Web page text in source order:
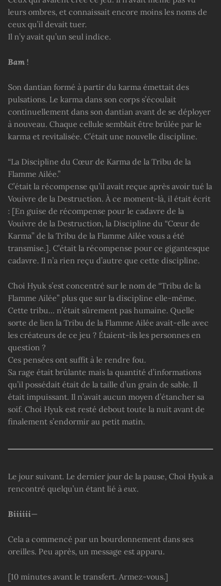
leurs ombres, et connaissait encore moins les noms de
ceux qu’il devait tuer.
Il n’y avait qu’un seul indice.
Bam !
Son dantian formé à partir du karma émettait des
pulsations. Le karma dans son corps s’écoulait
continuellement dans son dantian avant de se déployer
à nouveau. Chaque cellule semblait être brûlée par le
karma et revitalisée. C’était une nouvelle discipline.
“La Discipline du Cœur de Karma de la Tribu de la
Flamme Ailée.”
C’était la récompense qu’il avait reçue après avoir tué la
Vouivre de la Destruction. À ce moment-là, il était écrit
: [En guise de récompense pour le cadavre de la
Vouivre de la Destruction, la Discipline du “Cœur de
Karma” de la Tribu de la Flamme Ailée vous a été
transmise.]. C’était la récompense pour ce gigantesque
cadavre. Il n’a rien reçu d’autre que cette discipline.
Choi Hyuk s’est concentré sur le nom de “Tribu de la
Flamme Ailée” plus que sur la discipline elle-même.
Cette tribu… n’était sûrement pas humaine. Quelle
sorte de lien la Tribu de la Flamme Ailée avait-elle avec
les créateurs de ce jeu ? Étaient-ils les personnes en
question ?
Ces pensées ont suffit à le rendre fou.
Sa rage était brûlante mais la quantité d’informations
qu’il possédait était de la taille d’un grain de sable. Il
était impuissant. Il n’avait aucun moyen d’étancher sa
soif. Choi Hyuk est resté debout toute la nuit avant de
finalement s’endormir au petit matin.
Le jour suivant. Le dernier jour de la pause, Choi Hyuk a
rencontré quelqu’un étant lié à eux.
Biiiiii—
Cela a commencé par un bourdonnement dans ses
oreilles. Peu après, un message est apparu.
[10 minutes avant le transfert. Armez-vous.]